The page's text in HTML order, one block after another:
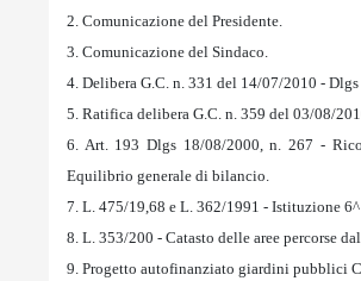
2. Comunicazione del Presidente.
3. Comunicazione del Sindaco.
4. Delibera G.C. n. 331 del 14/07/2010 -
5. Ratifica delibera G.C. n. 359 del 03/08/
6. Art. 193 Dlgs 18/08/2000, n. 267 -
Equilibrio generale di bilancio.
7. L. 475/19,68 e L. 362/1991 - Istituzione
8. L. 353/200 - Catasto delle aree percorse
9. Progetto autofinanziato giardini pubblici